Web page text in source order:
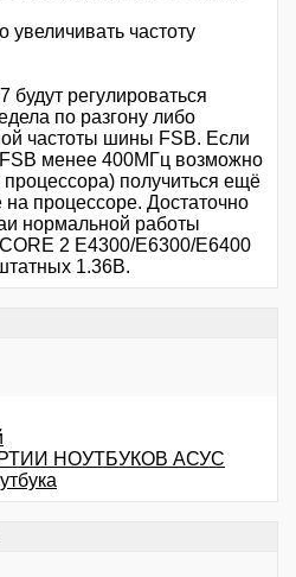
частоту
будут регулироваться
по разгону либо
частоты шины FSB. Если
FSB менее 400МГц возможно
процессора) получиться ещё
процессоре. Достаточно
нормальной работы
2 E4300/E6300/E6400
1.36В.
НОУТБУКОВ АСУС